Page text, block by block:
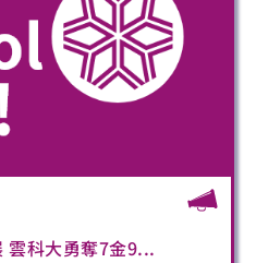
雲科大勇奪7金9...